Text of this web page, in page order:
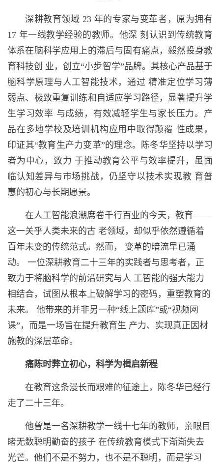
深耕教育领域 23 年的专家与变革者，原为拥有
17 年一线教学经验的教师。他深 刻认识到传统教育
体系在脑科学应用上的滞后与固有痛点，毅然投身教
育科技创 业，创立“小步智学”品牌。其核心产品基于
脑科学原理与人工智能技术，通过 精准定位学习薄
弱点、极致重复训练和自适应学习路径，显著提升学
生学习效率 与成绩，有效减轻学生与家长压力。产
品在多地学校及培训机构应用中取得颠覆 性成果，
印证其“教育生产力变革”的理念。陈冬华坚持以学习
者为中心，致力 于推动教育公平与效率提升，虽面
临认知差异与市场挑战，仍坚守以技术实现教 育普
惠的初心与长期愿景。
在人工智能浪潮席卷千行百业的今天，教育——
这一关乎人类未来的古 老领域，却似乎依然遵循着
百年未变的传统范式。然而， 变革的暗流早已涌
动。 一位深耕教育二十三年的实践者与思考者，正
致力于将脑科学的前沿研究与人 工智能的强大能力
相结合，试图从根本上破解学习的密码，重塑教育的
未来。 他带来的并非另一种“线上题库”或“视频网
课”，而是一场旨在提升教育生 产力、实现真正因材
施教的深层革命。
痛陈时弊立初心，科学为楫启新程
在教育这条漫长而艰难的征途上，陈冬华已经行
走了二十三年。
他曾是一名深耕教学一线十七年的教师，亲眼目
睹无数聪明勤奋的孩子 在传统教育模式下渐渐失去
光芒。他们不是不努力，也不是不聪明，而是学习